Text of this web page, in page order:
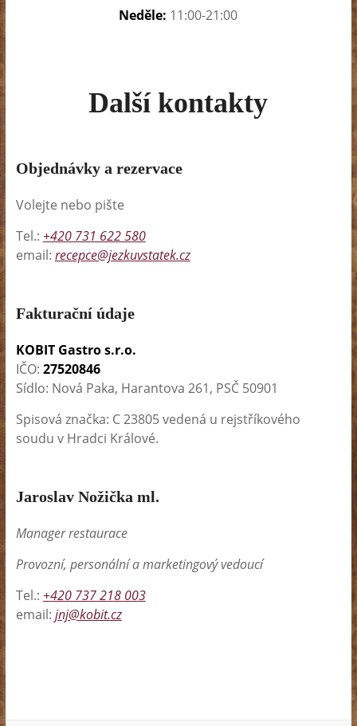
Neděle: 11:00-21:00
Další kontakty
Objednávky a rezervace
Volejte nebo pište
Tel.: +420 731 622 580
email: recepce@jezkuvstatek.cz
Fakturační údaje
KOBIT Gastro s.r.o.
IČO: 27520846
Sídlo: Nová Paka, Harantova 261, PSČ 50901
Spisová značka: C 23805 vedená u rejstříkového
soudu v Hradci Králové.
Jaroslav Nožička ml.
Manager restaurace
Provozní, personální a marketingový vedoucí
Tel.: +420 737 218 003
email: jnj@kobit.cz